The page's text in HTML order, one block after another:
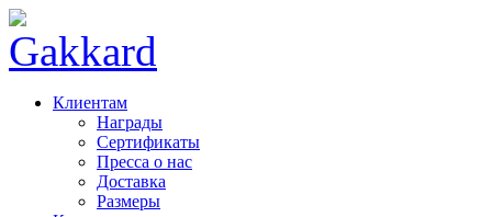
Клиентам
Награды
Сертификаты
Пресса о нас
Доставка
Размеры